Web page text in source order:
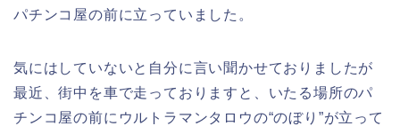
パチンコ屋の前に立っていました。
気にはしていないと自分に言い聞かせておりましたが
最近、街中を車で走っておりますと、いたる場所のパ
チンコ屋の前にウルトラマンタロウの“のぼり”が立って